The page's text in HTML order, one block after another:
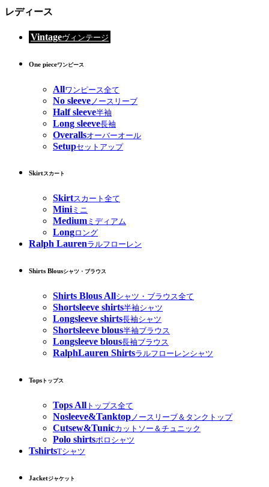
レディース
Vintageヴィンテージ
One pieceワンピース
Allワンピース全て
No sleeve ノースリーブ
Half sleeve半袖
Long sleeve長袖
Overallsオーバーオール
Setupセットアップ
Skirtスカート
Skirtスカート全て
Miniミニ
Medium ミディアム
Longロング
Ralph Laurenラルフローレン
Shirts Blousシャツ・ブラウス
Shirts Blous Allシャツ・ブラウス全て
Shortsleeve shirts半袖シャツ
Longsleeve shirts長袖シャツ
Shortsleeve blous半袖ブラウス
Longsleeve blous長袖ブラウス
RalphLauren Shirtsラルフローレンシャツ
Tops トップス
Tops All トップス全て
Nosleeve&Tanktopノースリーブ＆タンクトップ
Cutsew&Tunicカットソー＆チュニック
Polo shirtsポロシャツ
TshirtsTシャツ
Jacketジャケット